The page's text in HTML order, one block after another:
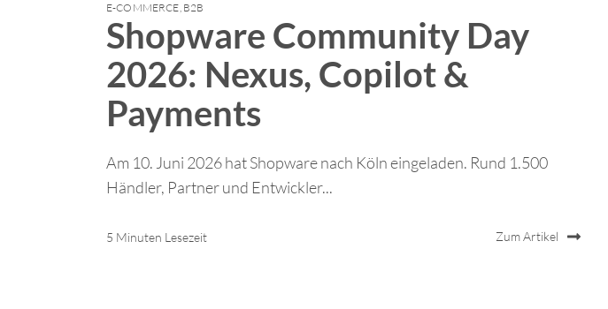
E-COMMERCE, B2B
Shopware Community Day
2026: Nexus, Copilot &
Payments
Am 10. Juni 2026 hat Shopware nach Köln eingeladen. Rund 1.500
Händler, Partner und Entwickler...
5 Minuten Lesezeit Zum Artikel